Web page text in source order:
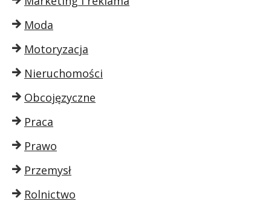
Moda
Motoryzacja
Nieruchomości
Obcojęzyczne
Praca
Prawo
Przemysł
Rolnictwo